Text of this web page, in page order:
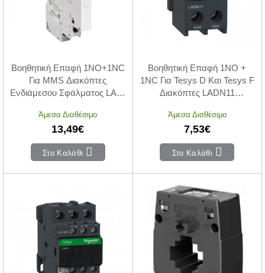
Βοηθητική Επαφή 1NO+1NC
Για MMS Διακόπτες
Ενδιάμεσου Σφάλματος LA11
Άμεσα Διαθέσιμο
13,49€
Στο Καλάθι
Βοηθητική Επαφή 1NO +
1NC Για Tesys D Και Tesys F
Διακόπτες LADN11
Άμεσα Διαθέσιμο
7,53€
Στο Καλάθι